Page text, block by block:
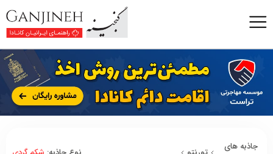
جاذبه های